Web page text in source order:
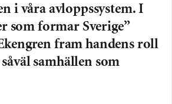
i våra avloppssystem. I
som formar Sverige”
fram handens roll
samhällen som